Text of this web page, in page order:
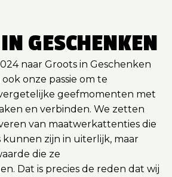
GESCHENKEN
naar Groots in Geschenken
onze passie om te
geefmomenten met
en verbinden. We zetten
van maatwerkattenties die
zijn in uiterlijk, maar
die ze
Dat is precies de reden dat wij